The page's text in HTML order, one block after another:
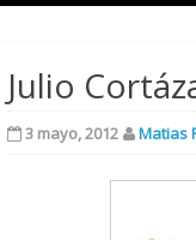
Julio
3 mayo, 2012 Matias